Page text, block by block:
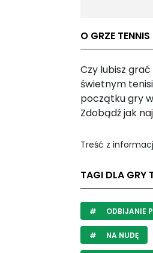
O GRZE TENNIS
Czy lubisz
świetnym
początku gry
Zdobądź jak
Treść z
TAGI DLA GRY
ODBIJANIE
NA NUDĘ